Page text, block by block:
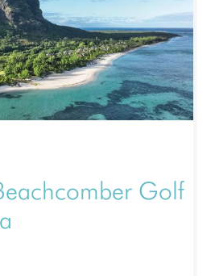
Golf